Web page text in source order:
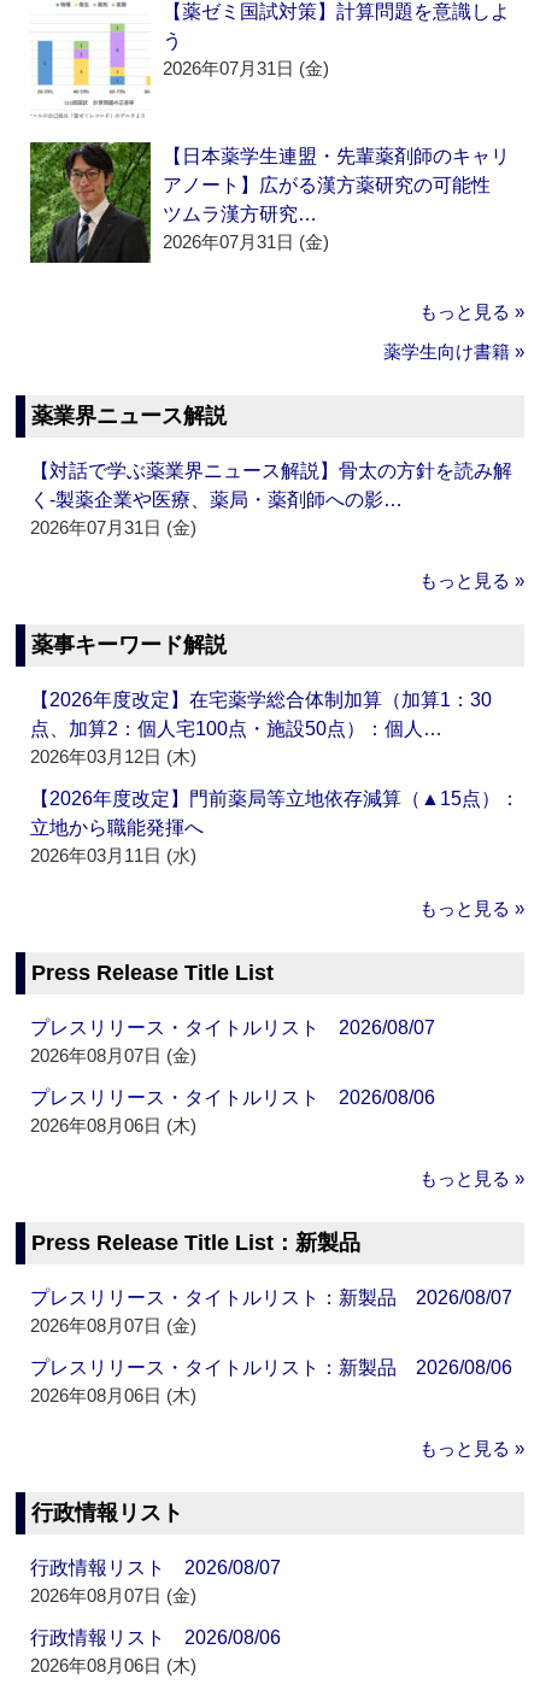
【薬ゼミ国試対策】計算問題を意識しよ
う
2026年07月31日 (金)
【日本薬学生連盟・先輩薬剤師のキャリ
アノート】広がる漢方薬研究の可能性
ツムラ漢方研究…
2026年07月31日 (金)
もっと見る »
薬学生向け書籍 »
薬業界ニュース解説
【対話で学ぶ薬業界ニュース解説】骨太の方針を読み解
く‐製薬企業や医療、薬局・薬剤師への影…
2026年07月31日 (金)
もっと見る »
薬事キーワード解説
【2026年度改定】在宅薬学総合体制加算（加算1：30
点、加算2：個人宅100点・施設50点）：個人…
2026年03月12日 (木)
【2026年度改定】門前薬局等立地依存減算（▲15点）：
立地から職能発揮へ
2026年03月11日 (水)
もっと見る »
Press Release Title List
プレスリリース・タイトルリスト 2026/08/07
2026年08月07日 (金)
プレスリリース・タイトルリスト 2026/08/06
2026年08月06日 (木)
もっと見る »
Press Release Title List：新製品
プレスリリース・タイトルリスト：新製品 2026/08/07
2026年08月07日 (金)
プレスリリース・タイトルリスト：新製品 2026/08/06
2026年08月06日 (木)
もっと見る »
行政情報リスト
行政情報リスト 2026/08/07
2026年08月07日 (金)
行政情報リスト 2026/08/06
2026年08月06日 (木)